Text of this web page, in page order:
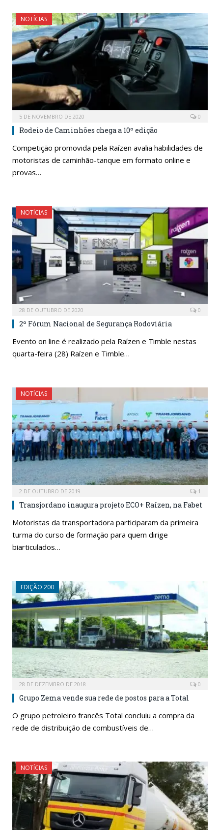
NOTÍCIAS
5 DE NOVEMBRO DE 2020 0
Rodeio de Caminhões chega a 10º edição
Competição promovida pela Raízen avalia habilidades de
motoristas de caminhão-tanque em formato online e
provas…
NOTÍCIAS
28 DE OUTUBRO DE 2020 0
2º Fórum Nacional de Segurança Rodoviária
Evento on line é realizado pela Raízen e Timble nestas
quarta-feira (28) Raízen e Timble…
NOTÍCIAS
2 DE OUTUBRO DE 2019 1
Transjordano inaugura projeto ECO+ Raízen, na Fabet
Motoristas da transportadora participaram da primeira
turma do curso de formação para quem dirige
biarticulados…
EDIÇÃO 200
28 DE DEZEMBRO DE 2018 0
Grupo Zema vende sua rede de postos para a Total
O grupo petroleiro francês Total concluiu a compra da
rede de distribuição de combustíveis de…
NOTÍCIAS